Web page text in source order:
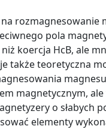
rozmagnesowanie
pola
koercja HcB, ale
także teoretyczna
magnetycznym,
o słabych
elementy